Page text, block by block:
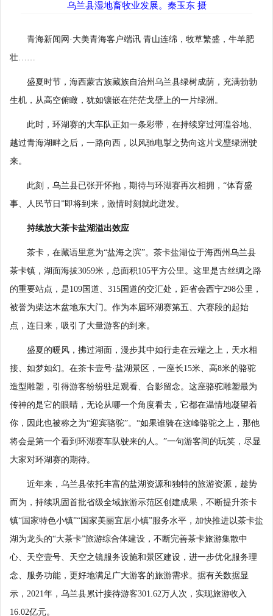
乌兰县湿地畜牧业发展。秦玉东 摄
青海新闻网·大美青海客户端讯 青山连绵，牧草繁盛，牛羊肥
壮……
盛夏时节，海西蒙古族藏族自治州乌兰县绿树成荫，充满勃勃
生机，从高空俯瞰，犹如镶嵌在茫茫戈壁上的一片绿洲。
此时，环湖赛的大车队正如一条彩带，在持续穿过河湟谷地、
越过青海湖畔之后，一路向西，以风驰电掣之势向这片戈壁绿洲驶
来。
此刻，乌兰县已张开怀抱，期待与环湖赛再次相拥，“体育盛
事、人民节日”即将到来，激情时刻就此迸发。
持续放大茶卡盐湖溢出效应
茶卡，在藏语里意为“盐海之滨”。茶卡盐湖位于海西州乌兰县
茶卡镇，湖面海拔3059米，总面积105平方公里。这里是古丝绸之路
的重要站点，是109国道、315国道的交汇处，距省会西宁298公里，
被誉为柴达木盆地东大门。作为本届环湖赛第五、六赛段的起始
点，连日来，吸引了大量游客的到来。
盛夏的暖风，拂过湖面，漫步其中如行走在云端之上，天水相
接、如梦如幻。在茶卡壹号·盐湖景区，一座长15米、高8米的骆驼
造型雕塑，引得游客纷纷驻足观看、合影留念。这座骆驼雕塑最为
传神的是它的眼睛，无论从哪一个角度看去，它都在温情地凝望着
你，因此也被称之为“迎宾骆驼”。“如果谁骑在这峰骆驼之上，那他
将会是第一个看到环湖赛车队驶来的人。”一句游客间的玩笑，尽显
大家对环湖赛的期待。
近年来，乌兰县依托丰富的盐湖资源和独特的旅游资源，趁势
而为，持续巩固首批省级全域旅游示范区创建成果，不断提升茶卡
镇“国家特色小镇”“国家美丽宜居小镇”服务水平，加快推进以茶卡盐
湖为龙头的“大茶卡”旅游综合体建设，不断完善茶卡旅游集散中
心、天空壹号、天空之镜服务设施和景区建设，进一步优化服务理
念、服务功能，更好地满足广大游客的旅游需求。据有关数据显
示，2021年，乌兰县累计接待游客301.62万人次，实现旅游收入
16.02亿元。